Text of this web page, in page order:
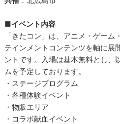
■イベント内容
「きたコン」は、アニメ・ゲー
テインメントコンテンツを軸に展
ントです。入場は基本無料とし、
ムを予定しております。
・ステージプログラム
・各種体験イベント
・物販エリア
・コラボ献血イベント